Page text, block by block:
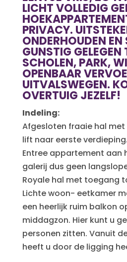
LICHT VOLLEDIG
PRIVACY.
ONDERHOUDEN EN
GUNSTIG GELEGEN
SCHOLEN, PARK,
OPENBAAR
UITVALSWEGEN.
OVERTUIG JEZELF!
Indeling:
Afgesloten fraaie hal
lift naar eerste verdieping.
Entree appartement aan
galerij dus geen
Royale hal met toegang
Lichte woon- eetkamer
een heerlijk ruim balkon
middagzon. Hier kunt u
personen zitten. Vanuit
heeft u door de ligging